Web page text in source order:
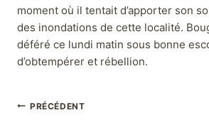
moment où il tentait d’apporter son
des inondations de cette localité.
déféré ce lundi matin sous bonne
d’obtempérer et rébellion.
PRÉCÉDENT